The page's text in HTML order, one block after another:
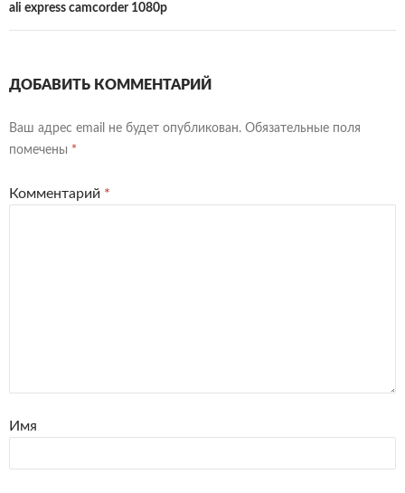
ali express camcorder 1080p
ДОБАВИТЬ КОММЕНТАРИЙ
Ваш адрес email не будет опубликован. Обязательные поля
помечены *
Комментарий *
Имя